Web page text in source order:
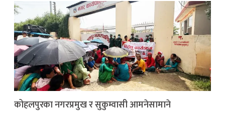
कोहलपुरका नगरप्रमुख र सुकुम्वासी आमनेसामाने